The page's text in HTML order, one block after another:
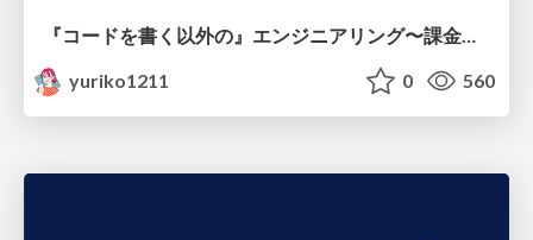
『コードを書く以外の』エンジニアリング〜課金基盤移行プロジェクト推進のためのTips4選
yuriko1211
0 560